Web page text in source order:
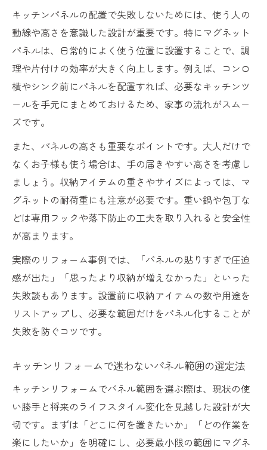
キッチンパネルの配置で失敗しないためには、使う人の
動線や高さを意識した設計が重要です。特にマグネット
パネルは、日常的によく使う位置に設置することで、調
理や片付けの効率が大きく向上します。例えば、コンロ
横やシンク前にパネルを配置すれば、必要なキッチンツ
ールを手元にまとめておけるため、家事の流れがスムー
ズです。
また、パネルの高さも重要なポイントです。大人だけで
なくお子様も使う場合は、手の届きやすい高さを考慮し
ましょう。収納アイテムの重さやサイズによっては、マ
グネットの耐荷重にも注意が必要です。重い鍋や包丁な
どは専用フックや落下防止の工夫を取り入れると安全性
が高まります。
実際のリフォーム事例では、「パネルの貼りすぎで圧迫
感が出た」「思ったより収納が増えなかった」といった
失敗談もあります。設置前に収納アイテムの数や用途を
リストアップし、必要な範囲だけをパネル化することが
失敗を防ぐコツです。
キッチンリフォームで迷わないパネル範囲の選定法
キッチンリフォームでパネル範囲を選ぶ際は、現状の使
い勝手と将来のライフスタイル変化を見越した設計が大
切です。まずは「どこに何を置きたいか」「どの作業を
楽にしたいか」を明確にし、必要最小限の範囲にマグネ